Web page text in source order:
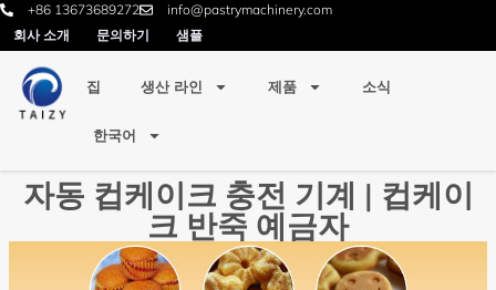
+86 13673689272
info@pastrymachinery.com
회사 소개
문의하기 샘플
집 생산 라인 제품 소식
한국어
자동 컵케이크 충전 기계 | 컵케이
크 반죽 예금자